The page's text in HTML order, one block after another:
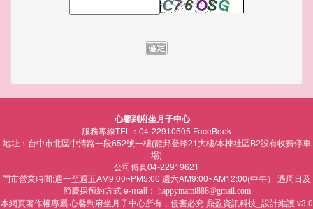
心馨到府坐月子中心
服務專線TEL：04-22910505 FaceBook
地址：台中市北區中清路一段652號一樓(龍邦登峰21大樓/本棟社區B2設有收費停車
場)
公司傳真04-22919621
門市營業時間:週一至週五AM9:00~PM5:00 週六AM9:00~AM12:00(中午） 遇周日及
節慶採預約方式 e-mail： happymami888@gmail.com
本網頁著作權專屬心馨到府坐月子中心所有，侵害必究 鼎盈資訊科技_設計維護 v3.0